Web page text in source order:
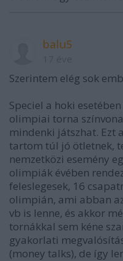
balu5
Szerintem elég sok
Speciel a hoki
olimpiai torna
mindenki játszhat. Ezt
tartom túl jó ötletnek,
nemzetközi esemény
olimpiák évében
feleslegesek, 16
olimpián, ami abban
vb is lenne, és akkor
tornákkal sem kéne
gyakorlati
(money talks), de így